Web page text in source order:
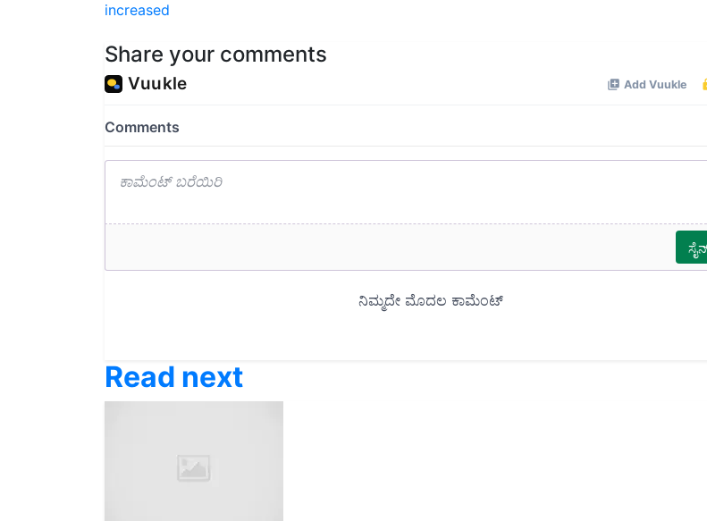
increased
Share your comments
Read next